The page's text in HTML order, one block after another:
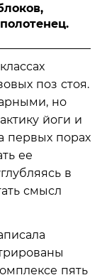
поз стоя.
но
йоги и
первых порах
ее
в
смысл
пять